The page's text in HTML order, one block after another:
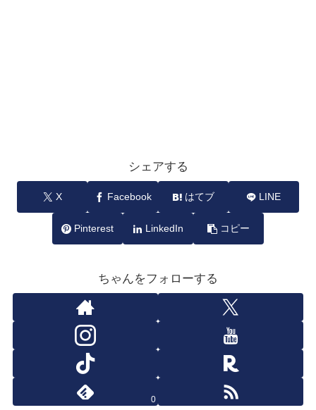
シェアする
X Facebook はてブ LINE
Pinterest LinkedIn コピー
ちゃんをフォローする
0